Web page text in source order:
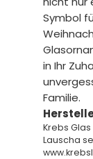
Symbol
in Ihr
Familie.
Krebs Glas
Lauscha